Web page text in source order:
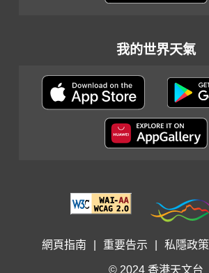
我的世界天氣
網頁指南 重要告示 私隱政策
© 2024 香港天文台